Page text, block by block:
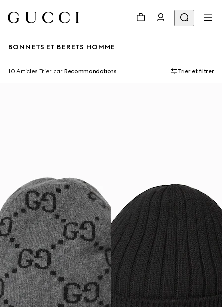
BONNETS ET BERETS HOMME
10 Articles Trier par Recommandations Trier et filtrer